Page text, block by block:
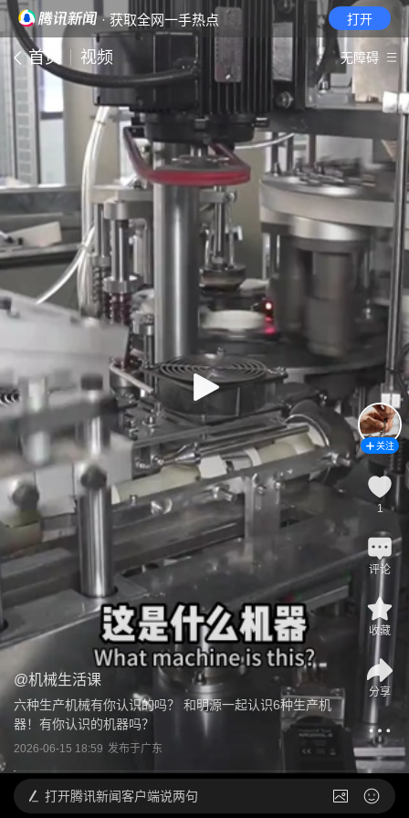
· 获取全网一手热点 打开
首页 视频 无障碍
@机械生活课
六种生产机械有你认识的吗？ 和明源一起认识6种生产机
器！有你认识的机器吗？
2026-06-15 18:59 发布于广东
关注
1
评论
收藏
分享
打开腾讯新闻客户端说两句